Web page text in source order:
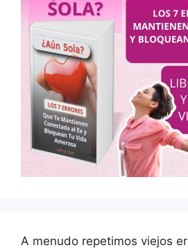
A menudo repetimos viejos